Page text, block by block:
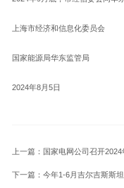
上海市经济和信息化委员会
国家能源局华东监管局
2024年8月5日
上一篇：国家电网公司召开
下一篇：今年1-6月吉尔吉斯斯